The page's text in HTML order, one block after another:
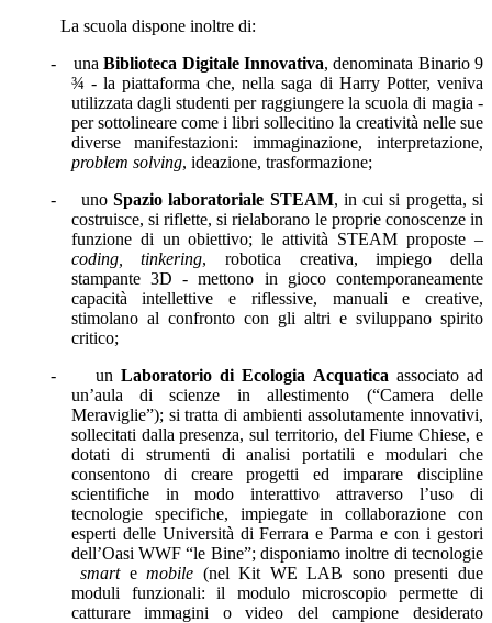
La scuola dispone inoltre di:
-
unaBiblioteca Digitale Innovativa, denominata Binario 9
¾ - la piattaforma che, nella saga di Harry Potter, veniva
utilizzata dagli studenti per raggiungere la scuola di magia -
per sottolineare come i libri sollecitino la creatività nelle sue
diverse manifestazioni: immaginazione, interpretazione,
problem solving, ideazione, trasformazione;
-
unoSpazio laboratoriale STEAM, in cui si progetta, si
costruisce, si riflette, si rielaborano le proprie conoscenze in
funzione di un obiettivo; le attività STEAM proposte –
coding, tinkering, robotica creativa, impiego della
stampante 3D - mettono in gioco contemporaneamente
capacità intellettive e riflessive, manuali e creative,
stimolano al confronto con gli altri e sviluppano spirito
critico;
-
unLaboratorio di Ecologia Acquatica associato ad
un’aula di scienze in allestimento (“Camera delle
Meraviglie”); si tratta di ambienti assolutamente innovativi,
sollecitati dalla presenza, sul territorio, del Fiume Chiese, e
dotati di strumenti dianalisi portatili e modulari che
consentono di creare progetti ed imparare discipline
scientifiche in modo interattivo attraverso l’uso di
tecnologie specifiche, impiegate in collaborazione con
esperti delle Università di Ferrara e Parma e con i gestori
dell’Oasi WWF “le Bine”; disponiamo inoltre di tecnologie
smartemobile (nel Kit WE LAB sono presenti due
moduli funzionali: il modulo microscopio permette di
catturare immagini o video del campione desiderato